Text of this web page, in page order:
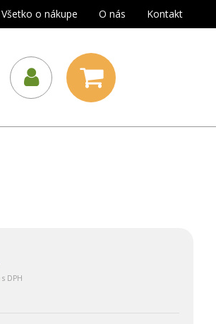
Všetko o nákupe O nás Kontakt
s DPH